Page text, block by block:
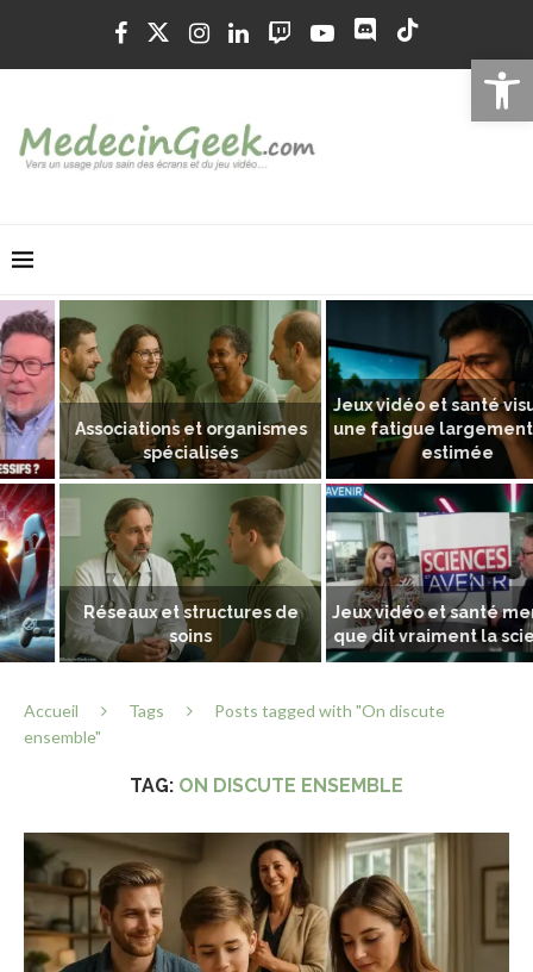
Ouvrir
Associations et organismes
spécialisés
Jeux vidéo et santé visuelle :
une fatigue largement sous-
estimée
Réseaux et structures de
soins
Jeux vidéo et santé mentale,
que dit vraiment la science...
Accueil Tags
Posts tagged with "On discute
ensemble"
TAG: ON DISCUTE ENSEMBLE